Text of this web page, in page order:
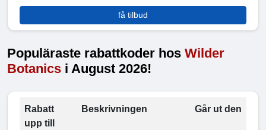
få tilbud
Populäraste rabattkoder hos Wilder
Botanics i August 2026!
Rabatt
upp till
Beskrivningen Går ut den